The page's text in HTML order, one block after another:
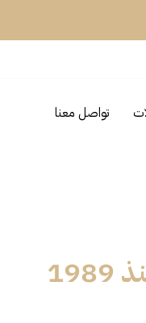
تواصل معنا